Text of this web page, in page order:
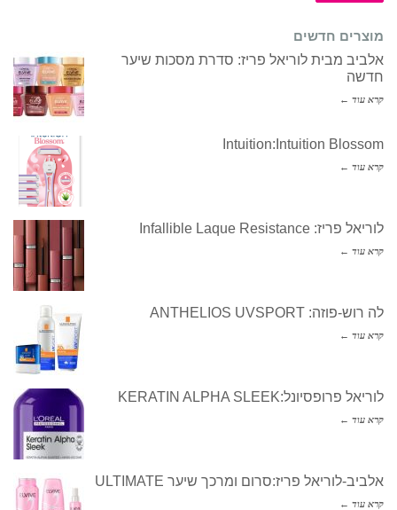
מוצרים חדשים
אלביב מבית לוריאל פריז: סדרת מסכות שיער
חדשה
קרא עוד ←
Intuition:Intuition Blossom
קרא עוד ←
לוריאל פריז: Infallible Laque Resistance
קרא עוד ←
לה רוש-פוזה: ANTHELIOS UVSPORT
קרא עוד ←
לוריאל פרופסיונל:KERATIN ALPHA SLEEK
קרא עוד ←
אלביב-לוריאל פריז:סרום ומרכך שיער ULTIMATE
קרא עוד ←